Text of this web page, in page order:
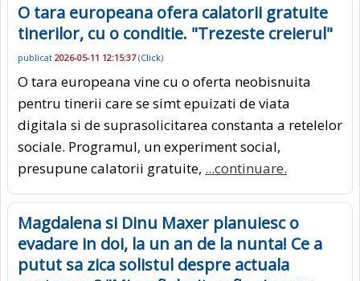
O tara europeana ofera calatorii gratuite
tinerilor, cu o conditie. "Trezeste creierul"
publicat 2026-05-11 12:15:37(Click)
O tara europeana vine cu o oferta neobisnuita
pentru tinerii care se simt epuizati de viata
digitala si de suprasolicitarea constanta a retelelor
sociale. Programul, un experiment social,
presupune calatorii gratuite, ...continuare.
Magdalena si Dinu Maxer planuiesc o
evadare in doi, la un an de la nunta! Ce a
putut sa zica solistul despre actuala